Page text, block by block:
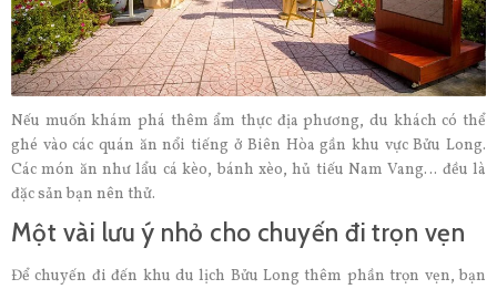
Nếu muốn khám phá thêm ẩm thực địa phương, du khách có thể
ghé vào các quán ăn nổi tiếng ở Biên Hòa gần khu vực Bửu Long.
Các món ăn như lẩu cá kèo, bánh xèo, hủ tiếu Nam Vang… đều là
đặc sản bạn nên thử.
Một vài lưu ý nhỏ cho chuyến đi trọn vẹn
Để chuyến đi đến khu du lịch Bửu Long thêm phần trọn vẹn, bạn